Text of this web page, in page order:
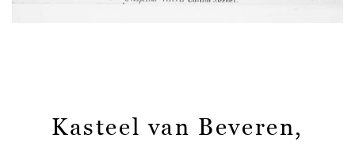
Kasteel van Beveren,